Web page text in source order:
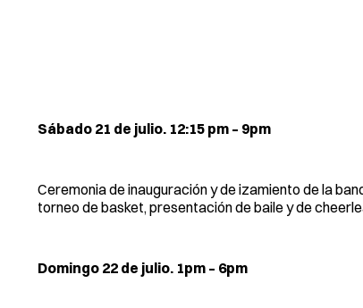
Sábado 21 de julio. 12:15 pm – 9pm
Ceremonia de inauguración y de izamiento de la
torneo de basket, presentación de baile y de
Domingo 22 de julio. 1pm – 6pm